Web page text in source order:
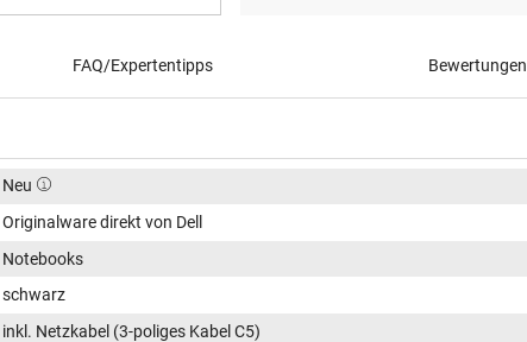
FAQ/Expertentipps Bewertungen
Neu
Originalware direkt von Dell
Notebooks
schwarz
inkl. Netzkabel (3-poliges Kabel C5)